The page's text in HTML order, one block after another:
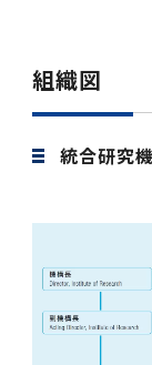
組織図
統合研究